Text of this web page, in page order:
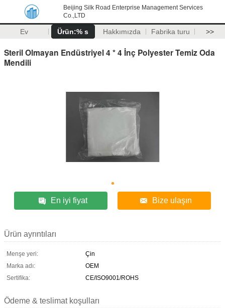
Beijing Silk Road Enterprise Management Services
Co.,LTD
Ev Ürün:% s Hakkımızda Fabrika turu >>
Steril Olmayan Endüstriyel 4 * 4 İnç Polyester Temiz Oda
Mendili
En iyi fiyat Bize ulaşın
Ürün ayrıntıları
Menşe yeri:
Çin
Marka adı:
OEM
Sertifika:
CE/ISO9001/ROHS
Ödeme & teslimat koşulları